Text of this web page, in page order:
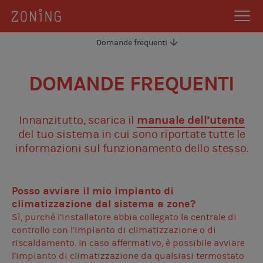
Domande frequenti
DOMANDE FREQUENTI
Innanzitutto, scarica il manuale dell’utente
del tuo sistema in cui sono riportate tutte le
informazioni sul funzionamento dello stesso.
Posso avviare il mio impianto di
climatizzazione dal sistema a zone?
Sì, purché l’installatore abbia collegato la centrale di
controllo con l’impianto di climatizzazione o di
riscaldamento. In caso affermativo, è possibile avviare
l’impianto di climatizzazione da qualsiasi termostato